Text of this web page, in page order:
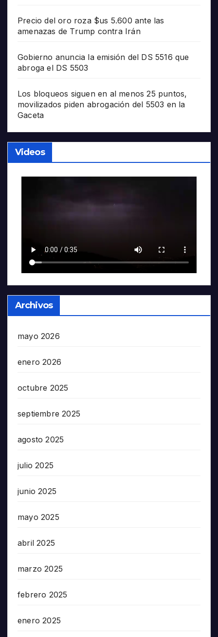
Precio del oro roza $us 5.600 ante las
amenazas de Trump contra Irán
Gobierno anuncia la emisión del DS 5516 que
abroga el DS 5503
Los bloqueos siguen en al menos 25 puntos,
movilizados piden abrogación del 5503 en la
Gaceta
Videos
Archivos
mayo 2026
enero 2026
octubre 2025
septiembre 2025
agosto 2025
julio 2025
junio 2025
mayo 2025
abril 2025
marzo 2025
febrero 2025
enero 2025